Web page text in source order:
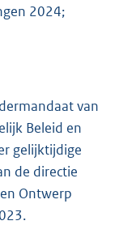
2024;
van
Beleid en
gelijktijdige
de directie
Ontwerp